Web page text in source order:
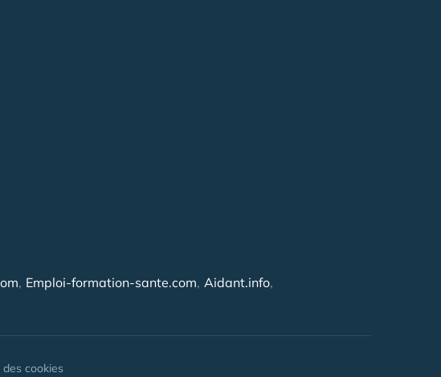
Emploi-formation-sante.com Aidant.info
des cookies